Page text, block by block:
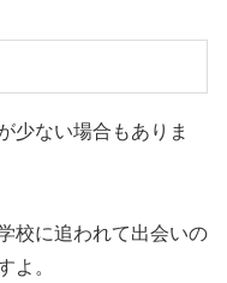
少ない場合もありま
校に追われて出会いの
よ。